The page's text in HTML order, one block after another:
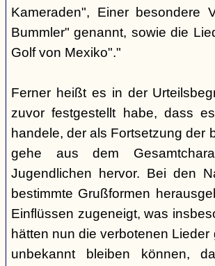
Kameraden", Einer besondere
Bummler" genannt, sowie die
Golf von Mexiko"."
Ferner heißt es in der
zuvor festgestellt habe, dass
handele, der als Fortsetzung der
gehe aus dem
Jugendlichen hervor. Bei den
bestimmte Grußformen
Einflüssen zugeneigt, was
hätten nun die verbotenen
unbekannt bleiben können,